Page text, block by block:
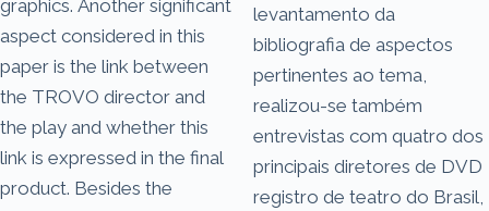
graphics. Another significant
aspect considered in this
paper is the link between
the TR­OVO director and
the play and whether this
link is expressed in the final
product. Besides the
levantamento da
bibliografia de aspectos
pertinentes ao tema,
realizou-se também
entrevistas com quatro dos
principais diretores de DVD
registro de teatro do Brasil,